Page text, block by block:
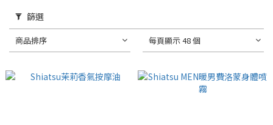
篩選
商品排序 每頁顯示 48 個